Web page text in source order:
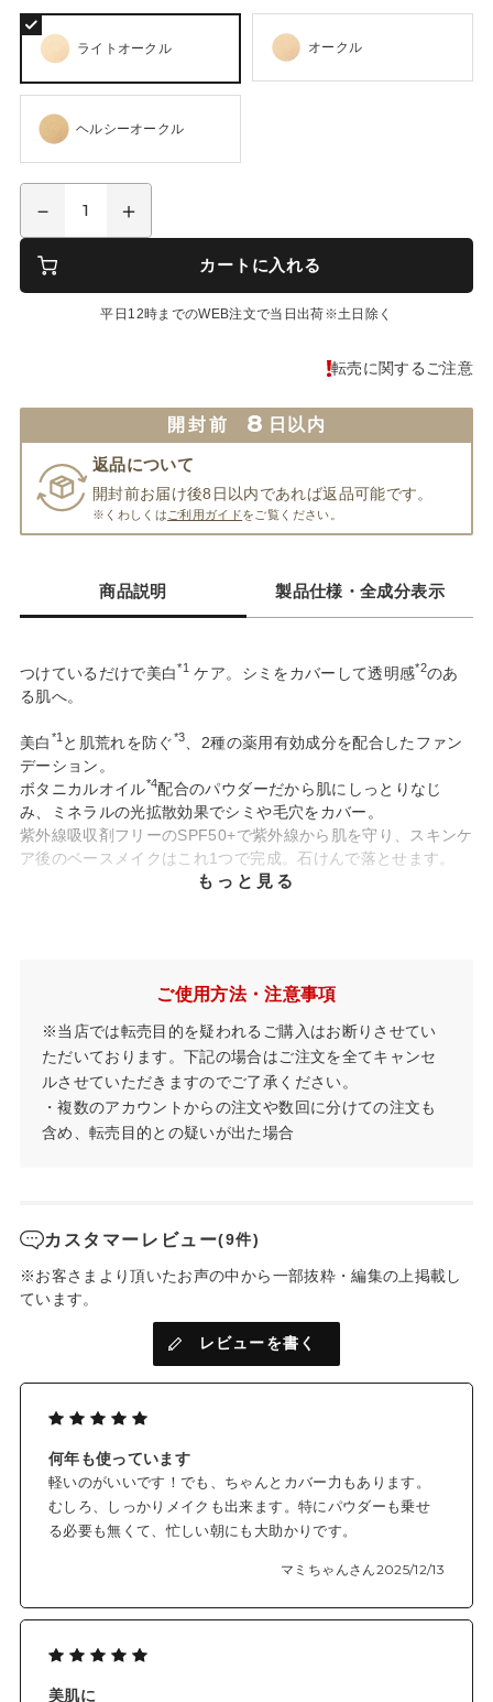
ライトオークル オークル
ヘルシーオークル
カートに入れる
平日12時までのWEB注文で当日出荷※土日除く
転売に関するご注意
開封前 8 日以内
返品について
開封前お届け後8日以内であれば返品可能です。
※くわしくは ご利用ガイドをご覧ください。
商品説明 製品仕様・全成分表示
つけているだけで美白 *1 ケア。シミをカバーして透明感*2のあ
る肌へ。
美白 *1と肌荒れを防ぐ*3
、2種の薬用有効成分を配合したファン
デーション。
ボタニカルオイル*4配合のパウダーだから肌にしっとりなじ
み、ミネラルの光拡散効果でシミや毛穴をカバー。
紫外線吸収剤フリーのSPF50+で紫外線から肌を守り、スキンケ
ア後のベースメイクはこれ1つで完成。石けんで落とせます。
✓2種の薬用有効成分を配合し、美白
効果のある「ビタミンC誘導体」*5が肌表面の水分になじ
んで角質層に浸透。
「酸化亜鉛」は肌の上にとどまり、肌荒れを防ぎ、肌をすこや
かに保ちます。
✓ミネラルパウダーにボタニカルオイル*4 をプラスし、しっと
りと肌に密着
✓ミネラル成分の光拡散効果で、厚塗り感なくしっかりカバー
続きます。
気になる箇所には重ね付けし、コンシーラー使いも。
中蓋の取っ手をスライドして開閉でき、持ち運びが可能。
中蓋を取り外して、簡単に詰め替えができます。
✓クレンジング不要、石けん洗顔で落とせます
*2 メイクアップ効果
*3 酸化亜鉛
*5 リン酸L-アスコルビルマグネシウム
もっと見る
ご使用方法・注意事項
※当店では転売目的を疑われるご購入はお断りさせてい
ただいております。下記の場合はご注文を全てキャンセ
ルさせていただきますのでご了承ください。
・複数のアカウントからの注文や数回に分けての注文も
含め、転売目的との疑いが出た場合
カスタマーレビュー(9件)
※お客さまより頂いたお声の中から一部抜粋・編集の上掲載し
ています。
レビューを書く
何年も使っています
軽いのがいいです！でも、ちゃんとカバー力もあります。
むしろ、しっかりメイクも出来ます。特にパウダーも乗せ
る必要も無くて、忙しい朝にも大助かりです。
マミちゃんさん2025/12/13
美肌に